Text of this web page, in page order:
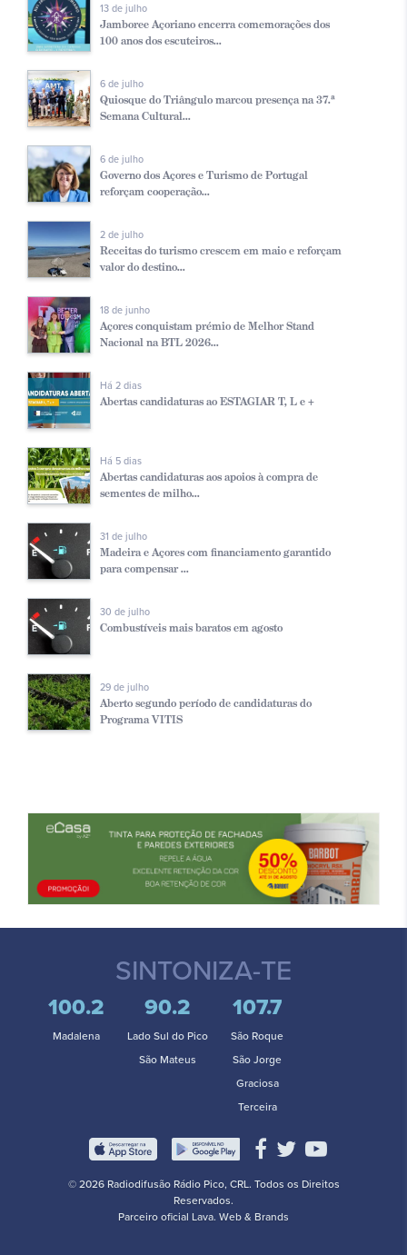
13 de julho
Jamboree Açoriano encerra comemorações dos
100 anos dos escuteiros...
6 de julho
Quiosque do Triângulo marcou presença na 37.ª
Semana Cultural...
6 de julho
Governo dos Açores e Turismo de Portugal
reforçam cooperação...
2 de julho
Receitas do turismo crescem em maio e reforçam
valor do destino...
18 de junho
Açores conquistam prémio de Melhor Stand
Nacional na BTL 2026...
Há 2 dias
Abertas candidaturas ao ESTAGIAR T, L e +
Há 5 dias
Abertas candidaturas aos apoios à compra de
sementes de milho...
31 de julho
Madeira e Açores com financiamento garantido
para compensar ...
30 de julho
Combustíveis mais baratos em agosto
29 de julho
Aberto segundo período de candidaturas do
Programa VITIS
SINTONIZA-TE
100.2
Madalena
90.2
Lado Sul do Pico
São Mateus
107.7
São Roque
São Jorge
Graciosa
Terceira
© 2026 Radiodifusão Rádio Pico, CRL. Todos os Direitos
Reservados.
Parceiro oficial Lava. Web & Brands